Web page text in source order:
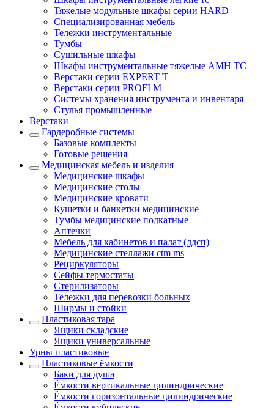
Тяжелые модульные шкафы серии HARD
Cпециализированная мебель
Тележки инструментальные
Тумбы
Cушильные шкафы
Шкафы инструментальные тяжелые AMH TC
Верстаки серии EXPERT T
Верстаки серии PROFI M
Системы хранения инструмента и инвентаря
Стулья промышленные
Верстаки
Гардеробные системы
Базовые комплекты
Готовые решения
Медицинская мебель и изделия
Медицинские шкафы
Медицинские столы
Медицинские кровати
Кушетки и банкетки медицинские
Тумбы медицинские подкатные
Аптечки
Мебель для кабинетов и палат (лдсп)
Медицинские стеллажи ctm ms
Рециркуляторы
Сейфы термостаты
Стерилизаторы
Тележки для перевозки больных
Ширмы и стойки
Пластиковая тара
Ящики складские
Ящики универсальные
Урны пластиковые
Пластиковые ёмкости
Баки для душа
Ёмкости вертикальные цилиндрические
Ёмкости горизонтальные цилиндрические